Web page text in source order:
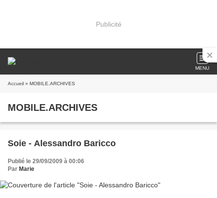
Publicité
MENU
Accueil » MOBILE.ARCHIVES
MOBILE.ARCHIVES
Soie - Alessandro Baricco
Publié le 29/09/2009 à 00:06
Par Marie